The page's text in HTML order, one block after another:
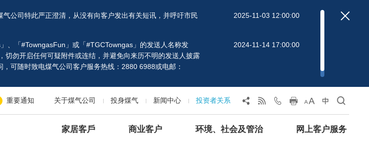
公司特此严正澄清，从没有向客户发出有关短讯，并呼吁市民
2025-11-03 12:00:00
、「#TowngasFun」或「#TGCTowngas」的发送人名称发
勿开启任何可疑附件或连结，并避免向来历不明的发送人披露
可随时致电煤气公司客户服务热线：2880 6988或电邮：
2024-11-14 17:00:00
重要通知 关于煤气公司 投身煤气 新闻中心 投资者关系
家居客戶 商业客户 环境、社会及管治 网上客户服务